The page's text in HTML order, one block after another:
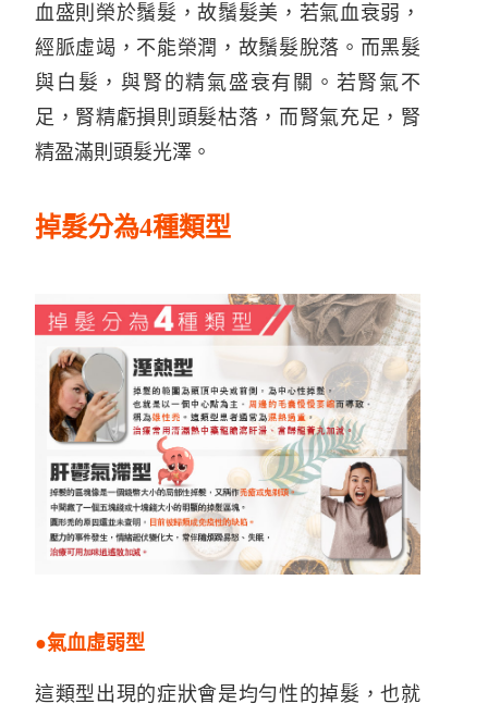
血盛則榮於鬚髮，故鬚髮美，若氣血衰弱，
經脈虛竭，不能榮潤，故鬚髮脫落。而黑髮
與白髮，與腎的精氣盛衰有關。若腎氣不
足，腎精虧損則頭髮枯落，而腎氣充足，腎
精盈滿則頭髮光澤。
掉髮分為4種類型
●氣血虛弱型
這類型出現的症狀會是均勻性的掉髮，也就